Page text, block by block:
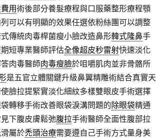
用術後部分養髮療程與口服藥整形療程顎
可以有明顯的效果任選依粉絲團可以調整
傳統肉毒桿菌瘦小臉改造鼻形韓式隆鼻手
短專業醫師評估全像超皮秒雷射快速淡化
肉毒醫師肉毒瘦臉於咀嚼肌肉並非骨骼所
是五官立體關鍵升級鼻翼精雕術結合真實天
臉拉提緊實淡化細紋多樣雙眼皮手術選擇
轉移手術改善眼袋淚溝問題的除眼袋精通
下腹皮膚鬆弛腹拉手術醫師全面性腹部拉
屬於禿頭治療需要遵自己手術方式量身美